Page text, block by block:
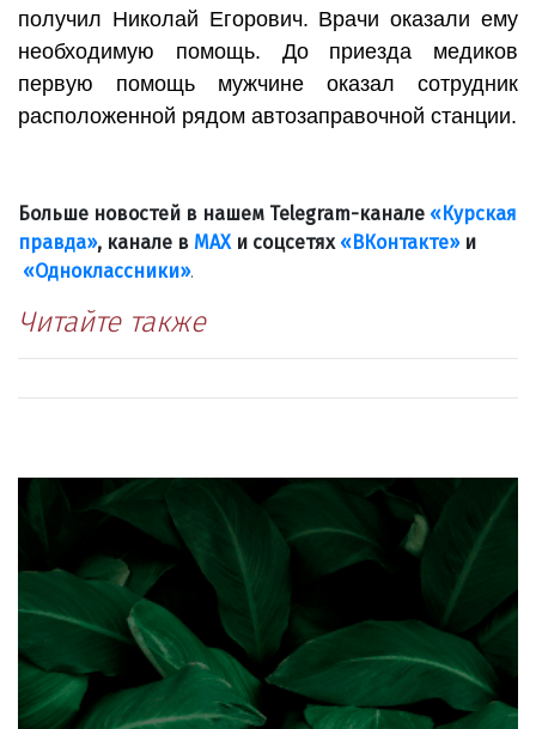
получил Николай Егорович. Врачи оказали ему
необходимую помощь. До приезда медиков
первую помощь мужчине оказал сотрудник
расположенной рядом автозаправочной станции.
Больше новостей в нашем Telegram-канале «Курская
правда», канале в МАХи соцсетях «ВКонтакте»и
«Одноклассники».
Читайте также